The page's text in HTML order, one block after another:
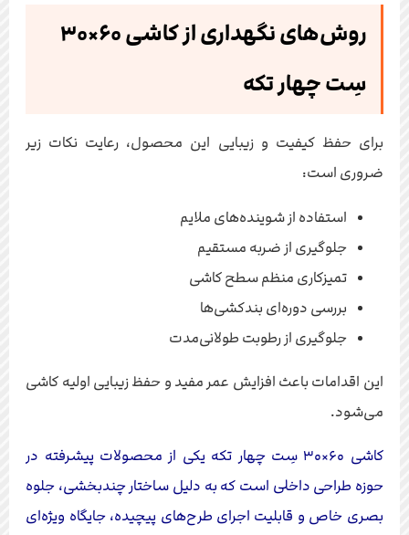
روش‌های نگهداری از کاشی ۶۰×۳۰
سِت چهار تکه
برای حفظ کیفیت و زیبایی این محصول، رعایت نکات زیر
ضروری است:
استفاده از شوینده‌های ملایم
جلوگیری از ضربه مستقیم
تمیزکاری منظم سطح کاشی
بررسی دوره‌ای بندکشی‌ها
جلوگیری از رطوبت طولانی‌مدت
این اقدامات باعث افزایش عمر مفید و حفظ زیبایی اولیه کاشی
می‌شود.
کاشی ۶۰×۳۰ سِت چهار تکه یکی از محصولات پیشرفته در
حوزه طراحی داخلی است که به دلیل ساختار چندبخشی، جلوه
بصری خاص و قابلیت اجرای طرح‌های پیچیده، جایگاه ویژه‌ای